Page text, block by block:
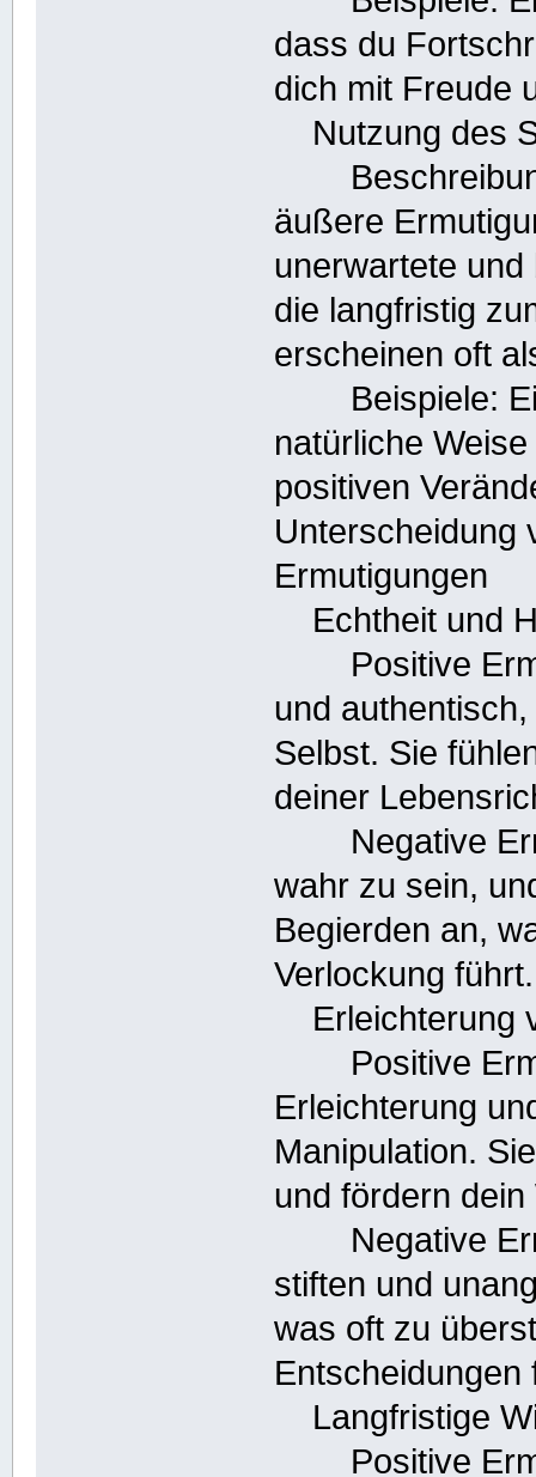
dass du
dich mit Freude
Nutzung des
äußere
unerwartete
die langfristig
erscheinen oft
Beispiele: Ein
natürliche
positiven
Unterscheidung
Ermutigungen
Echtheit und
Positive
und
Selbst. Sie
deiner
Negative
wahr zu sein,
Begierden an,
Verlockung führt.
Erleichterung
Positive
Erleichterung
Manipulation.
und fördern
Negative
stiften und
was oft zu
Entscheidungen
Langfristige
Positive